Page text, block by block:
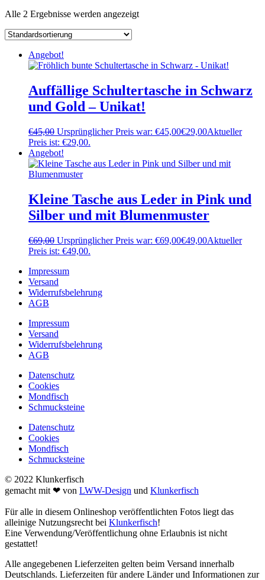
Alle 2 Ergebnisse werden angezeigt
Angebot!
Auffällige Schultertasche in Schwarz
und Gold – Unikat!
€45,00 Ursprünglicher Preis war: €45,00€29,00Aktueller
Preis ist: €29,00.
Angebot!
Kleine Tasche aus Leder in Pink und
Silber und mit Blumenmuster
€69,00 Ursprünglicher Preis war: €69,00€49,00Aktueller
Preis ist: €49,00.
Impressum
Versand
Widerrufsbelehrung
AGB
Impressum
Versand
Widerrufsbelehrung
AGB
Datenschutz
Cookies
Mondfisch
Schmucksteine
Datenschutz
Cookies
Mondfisch
Schmucksteine
© 2022 Klunkerfisch
gemacht mit ❤ von LWW-Design und Klunkerfisch
Für alle in diesem Onlineshop veröffentlichten Fotos liegt das
alleinige Nutzungsrecht bei Klunkerfisch!
Eine Verwendung/Veröffentlichung ohne Erlaubnis ist nicht
gestattet!
Alle angegebenen Lieferzeiten gelten beim Versand innerhalb
Deutschlands. Lieferzeiten für andere Länder und Informationen zur